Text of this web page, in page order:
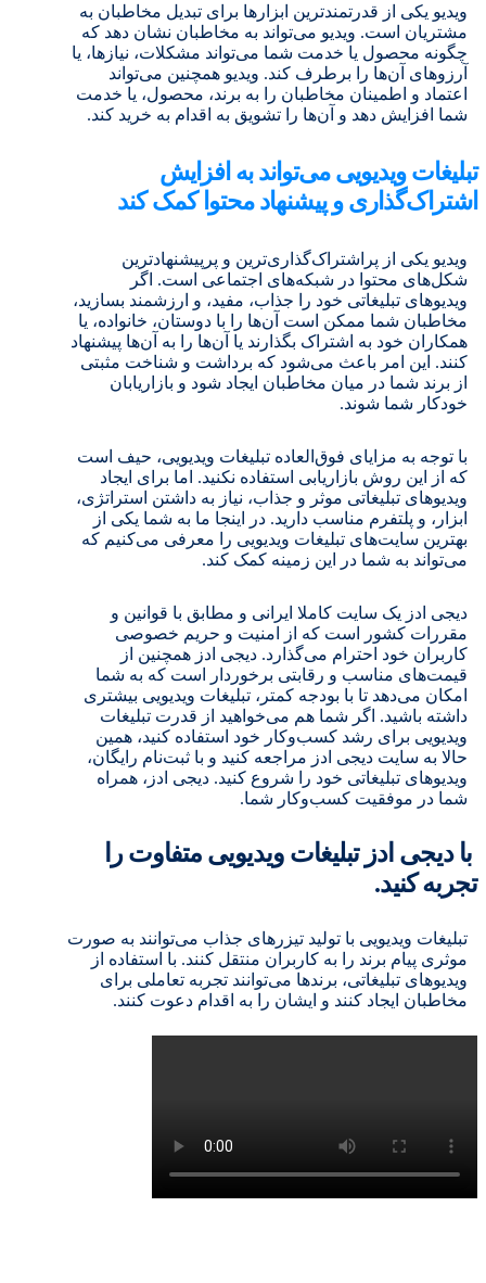
ویدیو یکی از قدرتمندترین ابزارها برای تبدیل مخاطبان به
مشتریان است. ویدیو می‌تواند به مخاطبان نشان دهد که
چگونه محصول یا خدمت شما می‌تواند مشکلات، نیازها، یا
آرزوهای آن‌ها را برطرف کند. ویدیو همچنین می‌تواند
اعتماد و اطمینان مخاطبان را به برند، محصول، یا خدمت
شما افزایش دهد و آن‌ها را تشویق به اقدام به خرید کند.
تبلیغات ویدیویی می‌تواند به افزایش
اشتراک‌گذاری و پیشنهاد محتوا کمک کند
ویدیو یکی از پراشتراک‌گذاری‌ترین و پرپیشنهادترین
شکل‌های محتوا در شبکه‌های اجتماعی است. اگر
ویدیوهای تبلیغاتی خود را جذاب، مفید، و ارزشمند بسازید،
مخاطبان شما ممکن است آن‌ها را با دوستان، خانواده، یا
همکاران خود به اشتراک بگذارند یا آن‌ها را به آن‌ها پیشنهاد
کنند. این امر باعث می‌شود که برداشت و شناخت مثبتی
از برند شما در میان مخاطبان ایجاد شود و بازاریابان
خودکار شما شوند.
با توجه به مزایای فوق‌العاده تبلیغات ویدیویی، حیف است
که از این روش بازاریابی استفاده نکنید. اما برای ایجاد
ویدیوهای تبلیغاتی موثر و جذاب، نیاز به داشتن استراتژی،
ابزار، و پلتفرم مناسب دارید. در اینجا ما به شما یکی از
بهترین سایت‌های تبلیغات ویدیویی را معرفی می‌کنیم که
می‌تواند به شما در این زمینه کمک کند.
دیجی ادز یک سایت کاملا ایرانی و مطابق با قوانین و
مقررات کشور است که از امنیت و حریم خصوصی
کاربران خود احترام می‌گذارد. دیجی ادز همچنین از
قیمت‌های مناسب و رقابتی برخوردار است که به شما
امکان می‌دهد تا با بودجه کمتر، تبلیغات ویدیویی بیشتری
داشته باشید. اگر شما هم می‌خواهید از قدرت تبلیغات
ویدیویی برای رشد کسب‌وکار خود استفاده کنید، همین
حالا به سایت دیجی ادز مراجعه کنید و با ثبت‌نام رایگان،
ویدیوهای تبلیغاتی خود را شروع کنید. دیجی ادز، همراه
شما در موفقیت کسب‌وکار شما.
با دیجی ادز تبلیغات ویدیویی متفاوت را
تجربه کنید.
تبلیغات ویدیویی با تولید تیزرهای جذاب می‌توانند به صورت
موثری پیام برند را به کاربران منتقل کنند. با استفاده از
ویدیوهای تبلیغاتی، برندها می‌توانند تجربه تعاملی برای
مخاطبان ایجاد کنند و ایشان را به اقدام دعوت کنند.